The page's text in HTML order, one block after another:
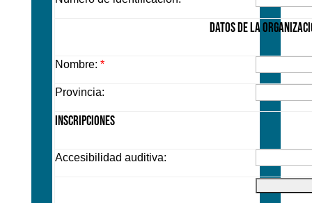
DATOS DE LA
Nombre: *
Provincia:
Inscripciones
Accesibilidad auditiva: